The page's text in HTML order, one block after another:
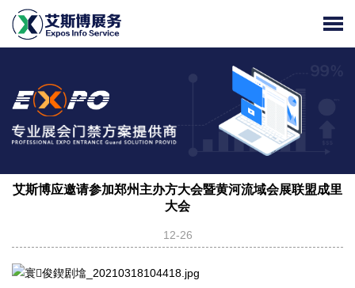
艾斯博应邀请参加郑州主办方大会暨黄河流域会展联盟成里
大会
12-26